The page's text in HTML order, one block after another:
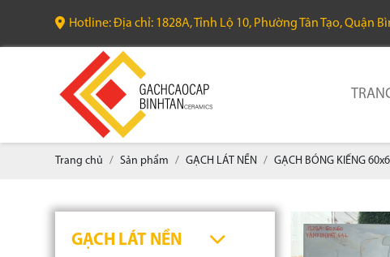
Hotline: Địa chỉ: 1828A, Tỉnh Lộ 10, Phường Tân Tạo, Quận
Trang chủ Sản phẩm GẠCH LÁT NỀN GẠCH BÓNG KIẾNG
GẠCH LÁT NỀN